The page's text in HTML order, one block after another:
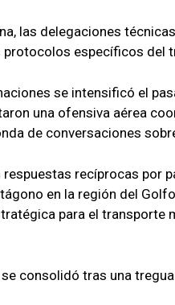
las delegaciones
específicos del
se intensificó el
una ofensiva aérea
de conversaciones
recíprocas por
en la región del
para el transporte
consolidó tras una